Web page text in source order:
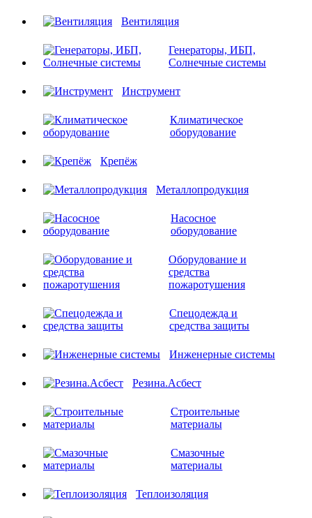
Вентиляция
Генераторы, ИБП,
Солнечные системы
Инструмент
Климатическое
оборудование
Крепёж
Металлопродукция
Насосное
оборудование
Оборудование и
средства
пожаротушения
Спецодежда и
средства защиты
Инженерные системы
Резина.Асбест
Строительные
материалы
Смазочные
материалы
Теплоизоляция